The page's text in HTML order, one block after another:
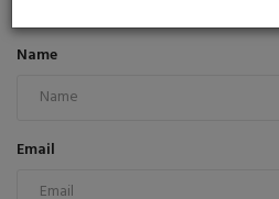
Name
Email